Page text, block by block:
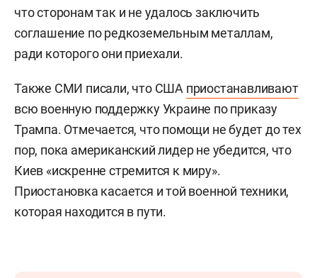
что сторонам так и не удалось заключить
соглашение по редкоземельным металлам,
ради которого они приехали.
Также СМИ писали, что США приостанавливают
всю военную поддержку Украине по приказу
Трампа. Отмечается, что помощи не будет до тех
пор, пока американский лидер не убедится, что
Киев «искренне стремится к миру».
Приостановка касается и той военной техники,
которая находится в пути.